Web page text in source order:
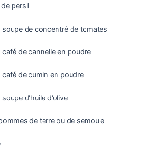
persil
soupe de concentré de tomates
café de cannelle en poudre
café de cumin en poudre
soupe d’huile d’olive
de terre ou de semoule